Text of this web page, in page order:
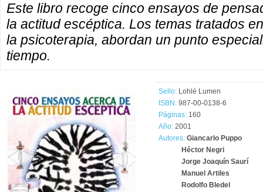
Este libro recoge cinco ensayos de
la actitud escéptica. Los temas tratados
la psicoterapia, abordan un punto
tiempo.
Sello: Lohlé Lumen
ISBN: 987-00-0138-6
Páginas: 160
Año: 2001
Autores: Giancarlo Puppo
Héctor Negri
Jorge Joaquín Saurí
Manuel Artiles
Rodolfo Bledel